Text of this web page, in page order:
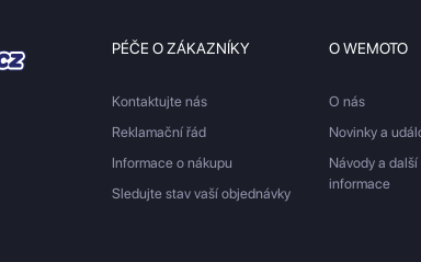
PÉČE O ZÁKAZNÍKY
Kontaktujte nás
Reklamační řád
Informace o nákupu
Sledujte stav vaší objednávky
O WEMOTO
O nás
Novinky a
Návody a
informace